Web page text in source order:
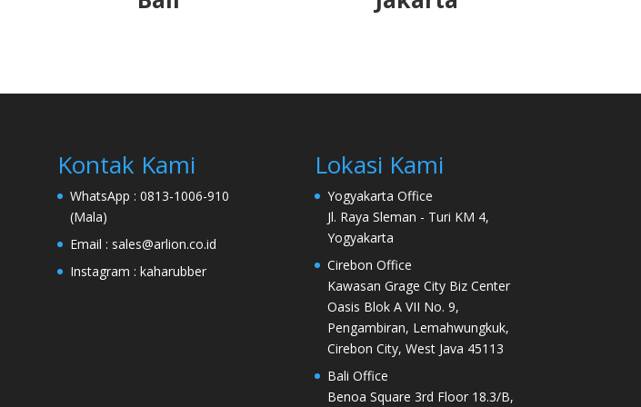
Kontak Kami
WhatsApp : 0813-1006-910
(Mala)
Email : sales@arlion.co.id
Instagram : kaharubber
Lokasi Kami
Yogyakarta Office
Jl. Raya Sleman - Turi KM 4,
Yogyakarta
Cirebon Office
Kawasan Grage City Biz Center
Oasis Blok A VII No. 9,
Pengambiran, Lemahwungkuk,
Cirebon City, West Java 45113
Bali Office
Benoa Square 3rd Floor 18.3/B,